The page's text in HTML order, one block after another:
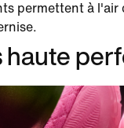
permettent à